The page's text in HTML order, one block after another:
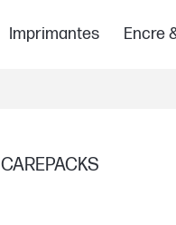
Imprimantes Encre
CAREPACKS